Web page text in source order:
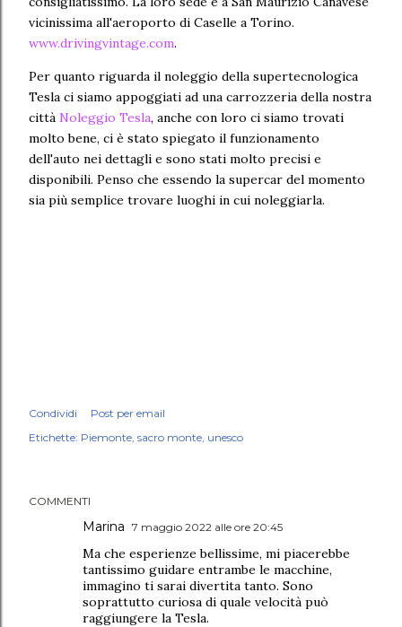
vicinissima all'aeroporto di Caselle a Torino.
www.drivingvintage.com.
Per quanto riguarda il noleggio della supertecnologica
Tesla ci siamo appoggiati ad una carrozzeria della nostra
città Noleggio Tesla, anche con loro ci siamo trovati
molto bene, ci è stato spiegato il funzionamento
dell'auto nei dettagli e sono stati molto precisi e
disponibili. Penso che essendo la supercar del momento
sia più semplice trovare luoghi in cui noleggiarla.
Condividi
Post per email
Etichette: Piemonte sacro monte unesco
COMMENTI
Marina 7 maggio 2022 alle ore 20:45
Ma che esperienze bellissime, mi piacerebbe
tantissimo guidare entrambe le macchine,
immagino ti sarai divertita tanto. Sono
soprattutto curiosa di quale velocità può
raggiungere la Tesla.